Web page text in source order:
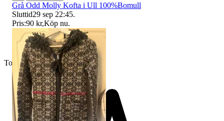
Toppsäljare
Grå Odd Molly Kofta i Ull 100%Bomull
Sluttid29 sep 22:45.
Pris:90 kr,Köp nu.